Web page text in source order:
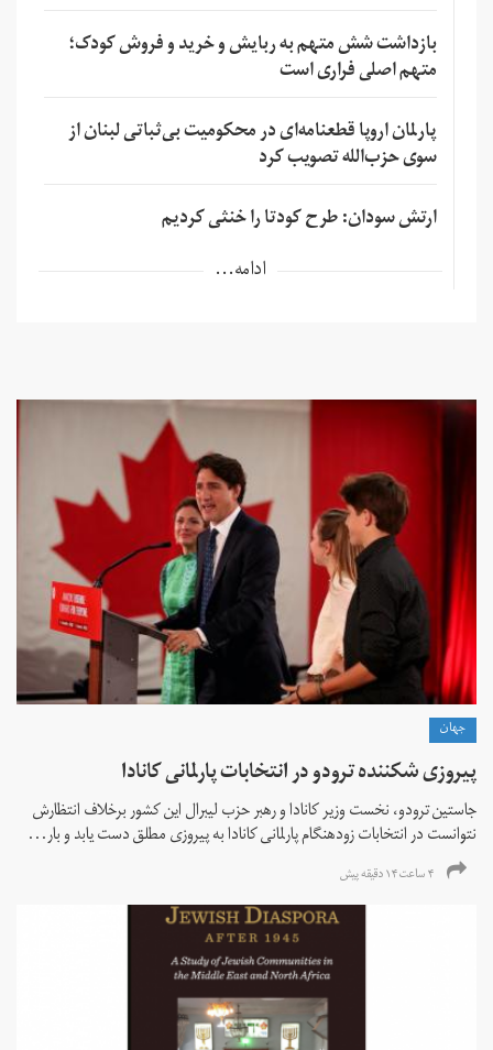
بازداشت شش متهم به ربایش و خرید و فروش کودک؛
متهم اصلی فراری است
پارلمان اروپا قطعنامه‌ای در محکومیت بی‌ثباتی لبنان از
سوی حزب‌الله تصویب کرد
ارتش سودان: طرح کودتا را خنثی کردیم
ادامه...
جهان
پیروزی شکننده ترودو در انتخابات پارلمانی کانادا
جاستین ترودو، نخست وزیر کانادا و رهبر حزب لیبرال این کشور برخلاف انتظارش
نتوانست در انتخابات زود‌هنگام پارلمانی کانادا به پیروزی مطلق دست یابد و بار...
۴ ساعت ۱۴ دقیقه پیش